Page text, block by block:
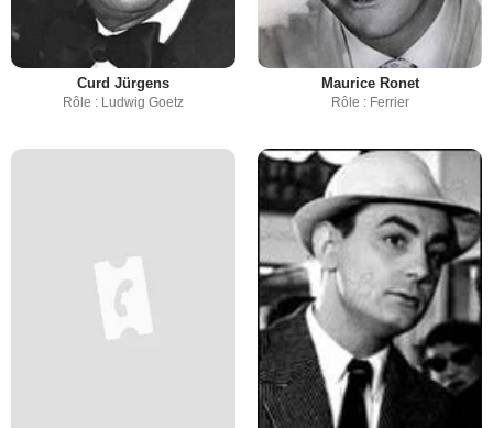
Curd Jürgens
Rôle : Ludwig Goetz
Maurice Ronet
Rôle : Ferrier